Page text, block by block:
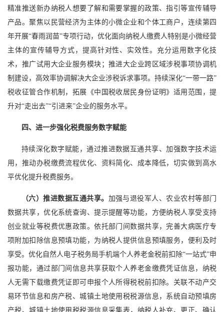
精准推送新办纳税人想要了解和需要掌握的政策、指引等宣传辅导
产品。聚焦以民营经济为主体的小微企业和个体工商户，连续第四
年开展“春雨润苗”专项行动，优化面向纳税人缴费人特别是小微经营
主体的宣传辅导方式，提高针对性、实效性。充分运用数字化技
术，推广试用大企业服务模块；推进大企业跨区域涉税事项协调机
制建设，高效率协调解决大企业涉税诉求事项。持续深化“一带一路”
税收征管合作机制，拓展《中国税收居民身份证明》适用范围，提
升对“走出去”“引进来”企业的服务水平。
四、进一步强化税费服务数字赋能
持续深化数字赋能，通过推进数据互通共享、加强数字技术运
用，推动办税缴费流程优化、资料简化、成本降低，切实做到高水
平优化提升税费服务。
（六）推进数据互通共享。 加强与退役军人、农业农村等部门
数据共享，优化系统查询、提示提醒等功能，方便纳税人享受支持
创业就业等税费优惠政策。依托部门间数据共享，完善大病医疗专
项附加扣除信息预填功能，为纳税人提供信息预填服务，便利及时
享受。优化自然人电子税务局手机端个人养老金税前扣除“一站式”申
报功能，通过部门间信息共享获取个人养老金缴费凭证信息，纳税
人无需下载缴费凭证即可申报个人所得税税前扣除。关联不动产交
易环节信息和房产税、城镇土地使用税税源信息，系统自动预填房
产税、城镇土地使用税税源信息采集表，纳税人补充、更正、确认